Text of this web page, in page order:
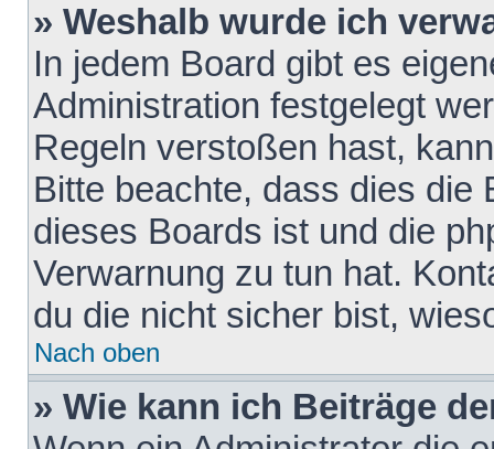
» Weshalb wurde ich
In jedem Board gibt es
Administration festgelegt
Regeln verstoßen hast,
Bitte beachte, dass dies die
dieses Boards ist und die
Verwarnung zu tun hat.
du die nicht sicher bist,
Nach oben
» Wie kann ich Beiträge